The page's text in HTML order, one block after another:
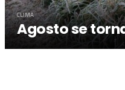
CLIMA
Agosto se